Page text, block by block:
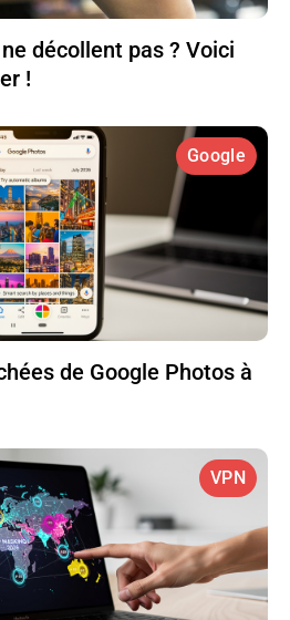
décollent pas ? Voici
!
Google
de Google Photos à
VPN